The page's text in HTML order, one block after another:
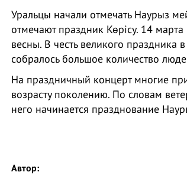
Уральцы начали отмечать Наурыз
отмечают праздник Көрісу. 14
весны. В честь великого праздника
собралось большое количество
На праздничный концерт многие
возрасту поколению. По словам
него начинается празднование
Автор: